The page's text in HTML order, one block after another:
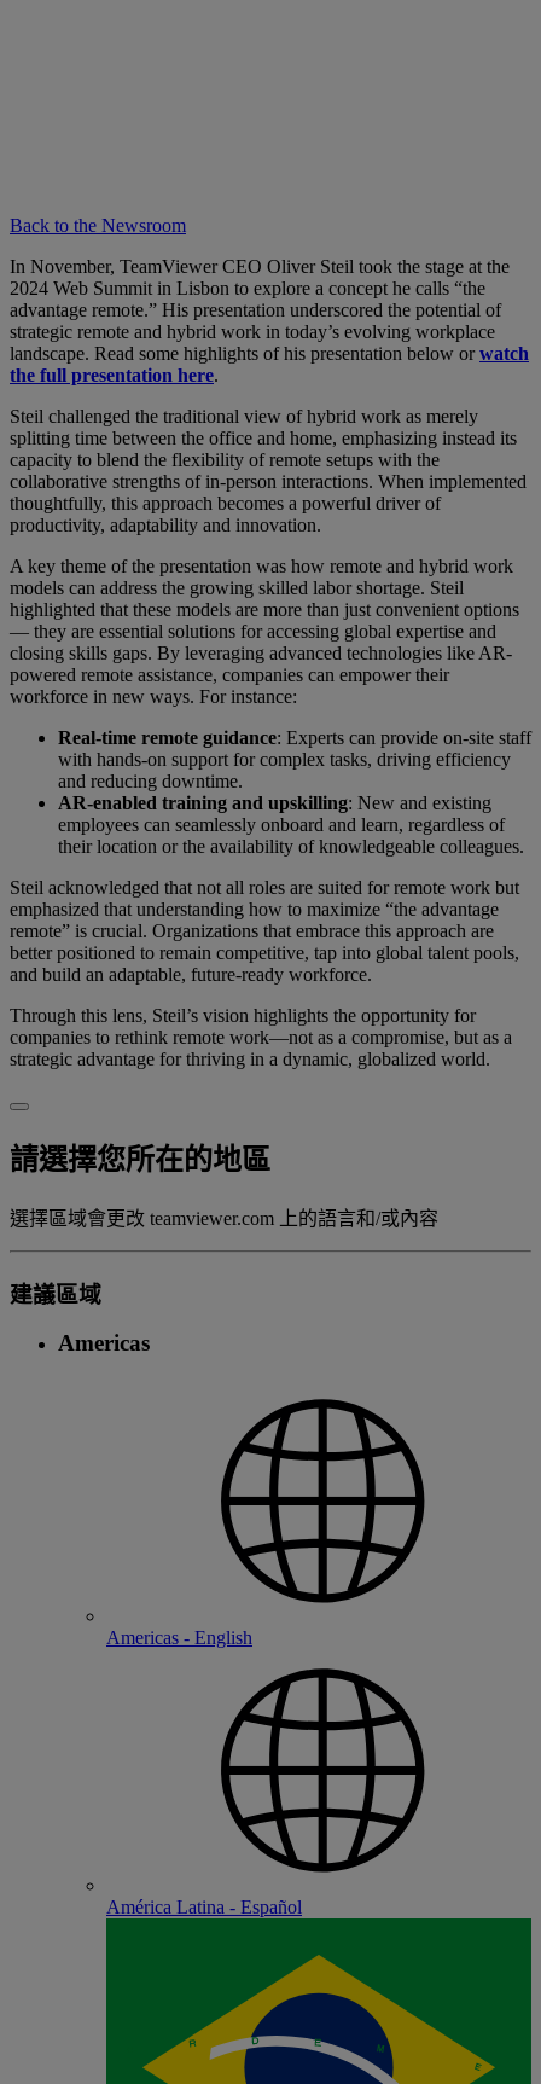
Back to the Newsroom
In November, TeamViewer CEO Oliver Steil took the stage at the
2024 Web Summit in Lisbon to explore a concept he calls “the
advantage remote.” His presentation underscored the potential of
strategic remote and hybrid work in today’s evolving workplace
landscape. Read some highlights of his presentation below orwatch
the full presentation here.
Steil challenged the traditional view of hybrid work as merely
splitting time between the office and home, emphasizing instead its
capacity to blend the flexibility of remote setups with the
collaborative strengths of in-person interactions. When implemented
thoughtfully, this approach becomes a powerful driver of
productivity, adaptability and innovation.
A key theme of the presentation was how remote and hybrid work
models can address the growing skilled labor shortage. Steil
highlighted that these models are more than just convenient options
— they are essential solutions for accessing global expertise and
closing skills gaps. By leveraging advanced technologies like AR-
powered remote assistance, companies can empower their
workforce in new ways. For instance:
Real-time remote guidance: Experts can provide on-site staff
with hands-on support for complex tasks, driving efficiency
and reducing downtime.
AR-enabled training and upskilling: New and existing
employees can seamlessly onboard and learn, regardless of
their location or the availability of knowledgeable colleagues.
Steil acknowledged that not all roles are suited for remote work but
emphasized that understanding how to maximize “the advantage
remote” is crucial. Organizations that embrace this approach are
better positioned to remain competitive, tap into global talent pools,
and build an adaptable, future-ready workforce.
Through this lens, Steil’s vision highlights the opportunity for
companies to rethink remote work—not as a compromise, but as a
strategic advantage for thriving in a dynamic, globalized world.
請選擇您所在的地區
選擇區域會更改 teamviewer.com 上的語言和/或內容
建議區域
Americas
Americas - English
América Latina - Español